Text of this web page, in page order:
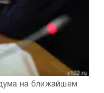
на ближайшем